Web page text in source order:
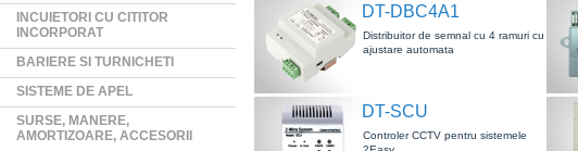
INCUIETORI CU CITITOR
INCORPORAT
BARIERE SI TURNICHETI
SISTEME DE APEL
SURSE, MANERE,
AMORTIZOARE, ACCESORII
DT-DBC4A1
Distribuitor de semnal cu 4 ramuri cu
ajustare automata
DT-SCU
Controler CCTV pentru sistemele